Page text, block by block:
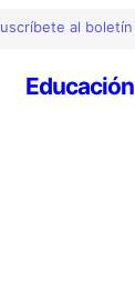
al boletín
Educación